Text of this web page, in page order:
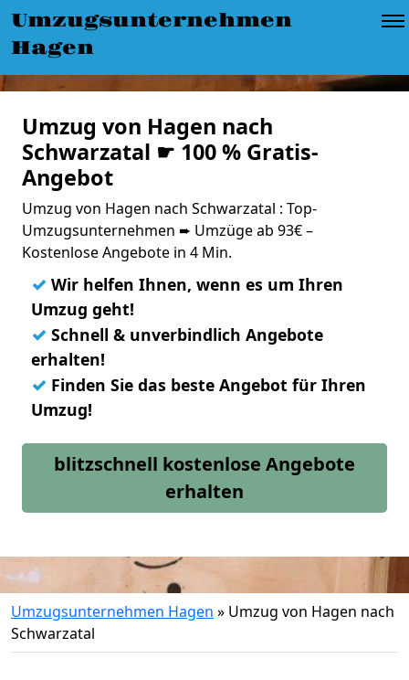
Umzugsunternehmen
Hagen
Umzug von Hagen nach
Schwarzatal ☛ 100 % Gratis-
Angebot
Umzug von Hagen nach Schwarzatal : Top-
Umzugsunternehmen ➨ Umzüge ab 93€ –
Kostenlose Angebote in 4 Min.
✓ Wir helfen Ihnen, wenn es um Ihren
Umzug geht!
✓ Schnell & unverbindlich Angebote
erhalten!
✓ Finden Sie das beste Angebot für Ihren
Umzug!
blitzschnell kostenlose Angebote
erhalten
Umzugsunternehmen Hagen » Umzug von Hagen nach
Schwarzatal